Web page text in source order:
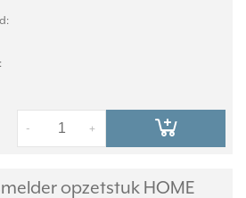
+
-
opzetstuk HOME